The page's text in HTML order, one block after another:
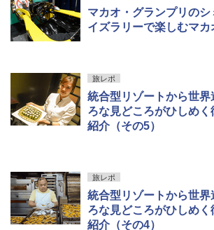
マカオ・グランプリのシ
イズラリーで楽しむマカ
旅レポ
統合型リゾートから世
ろな見どころがひしめく
紹介（その5）
旅レポ
統合型リゾートから世
ろな見どころがひしめく
紹介（その4）